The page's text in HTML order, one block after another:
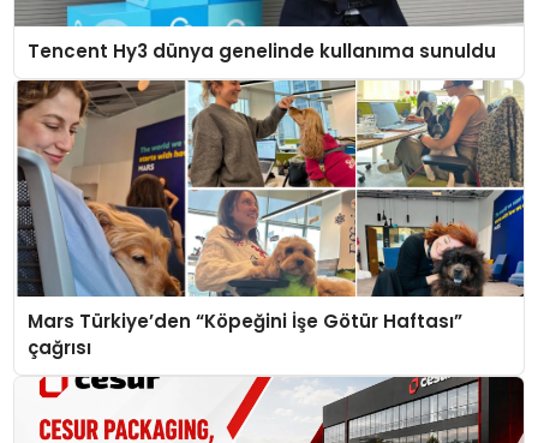
Tencent Hy3 dünya genelinde kullanıma sunuldu
Mars Türkiye’den “Köpeğini İşe Götür Haftası”
çağrısı